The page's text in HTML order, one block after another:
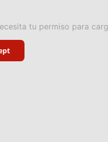
tu permiso para